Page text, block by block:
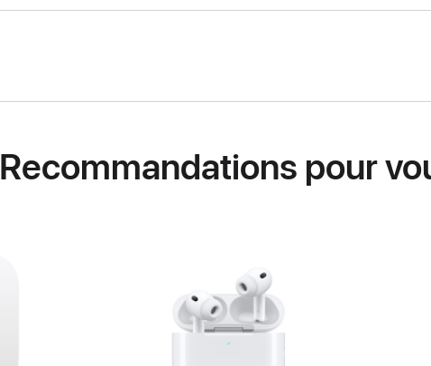
Recommandations pour